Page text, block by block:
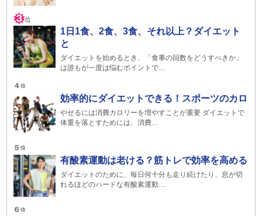
1日1食、2食、3食、それ以上？ダイエット
と
ダイエットを始めるとき、「食事の回数をどうすべきか」
は誰もが一度は悩むポイントで…
効率的にダイエットできる！スポーツのカロ
やせるには消費カロリーを増やすことが重要 ダイエットで
体重を落とすためには、消費…
有酸素運動は老ける？筋トレで効率を高める
ダイエットのために、毎日何十分も走り続けたり、息が切
れるほどのハードな有酸素運動…